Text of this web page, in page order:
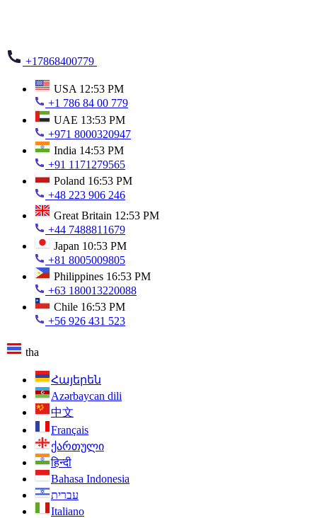
+17868400779
USA 12:53 PM
+1 786 84 00 779
UAE 13:53 PM
+971 8000320947
India 14:53 PM
+91 1171279565
Poland 16:53 PM
+48 223 906 246
Great Britain 12:53 PM
+44 7488811679
Japan 10:53 PM
+81 8005009805
Philippines 16:53 PM
+63 180013220088
Chile 16:53 PM
+56 926 431 523
tha
Հայերեն
Azərbaycan dili
中文
Français
ქართული
हिन्दी
Bahasa Indonesia
עברית
Italiano